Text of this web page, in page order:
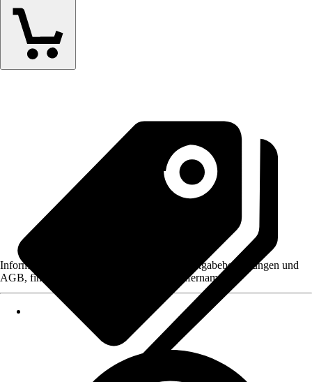
Informationen des Verkäufers, wie z. B. Rückgabebedingungen und
AGB, finden Sie bei Klick auf den Verkäufernamen.